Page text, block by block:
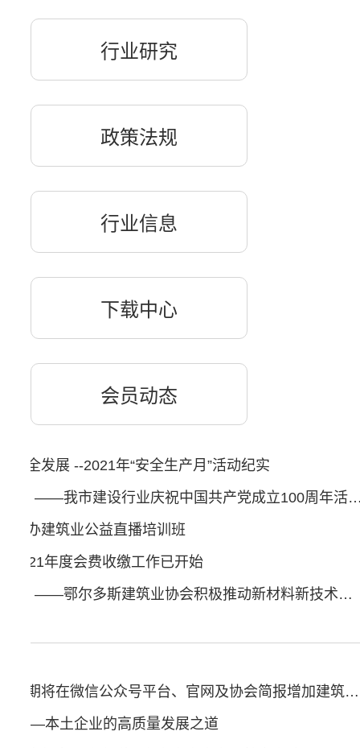
行业研究
政策法规
行业信息
下载中心
会员动态
安全发展 --2021年“安全生产月”活动纪实
声声红歌亮 浓浓爱党情 ——我市建设行业庆祝中国共产党
举办建筑业公益直播培训班
2021年度会费收缴工作已开始
构建新格局 凝聚大合力 ——鄂尔多斯建筑业协会积极推动新材料新技术应用
鄂尔多斯建筑业协会近期将在微信公众号平台、官网及协会简报增加建筑业人才交流专栏
——本土企业的高质量发展之道